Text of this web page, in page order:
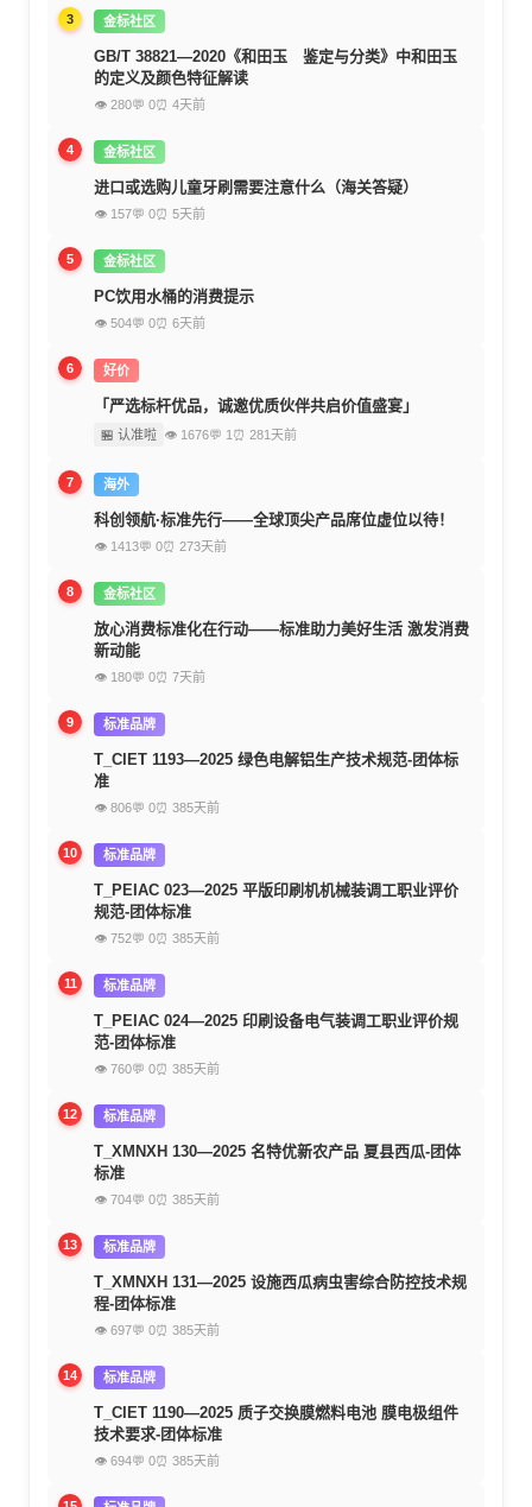
3 金标社区
GB/T 38821—2020《和田玉 鉴定与分类》中和田玉
的定义及颜色特征解读
👁 280💬 0⏰ 4天前
4 金标社区
进口或选购儿童牙刷需要注意什么（海关答疑）
👁 157💬 0⏰ 5天前
5 金标社区
PC饮用水桶的消费提示
👁 504💬 0⏰ 6天前
6 好价
「严选标杆优品，诚邀优质伙伴共启价值盛宴」
🏪 认准啦 👁 1676💬 1 ⏰ 281天前
7 海外
科创领航·标准先行——全球顶尖产品席位虚位以待！
👁 1413💬 0⏰ 273天前
8 金标社区
放心消费标准化在行动——标准助力美好生活 激发消费
新动能
👁 180💬 0⏰ 7天前
9 标准品牌
T_CIET 1193—2025 绿色电解铝生产技术规范-团体标
准
👁 806💬 0⏰ 385天前
10 标准品牌
T_PEIAC 023—2025 平版印刷机机械装调工职业评价
规范-团体标准
👁 752💬 0⏰ 385天前
11 标准品牌
T_PEIAC 024—2025 印刷设备电气装调工职业评价规
范-团体标准
👁 760💬 0⏰ 385天前
12 标准品牌
T_XMNXH 130—2025 名特优新农产品 夏县西瓜-团体
标准
👁 704💬 0⏰ 385天前
13 标准品牌
T_XMNXH 131—2025 设施西瓜病虫害综合防控技术规
程-团体标准
👁 697💬 0⏰ 385天前
14 标准品牌
T_CIET 1190—2025 质子交换膜燃料电池 膜电极组件
技术要求-团体标准
👁 694💬 0⏰ 385天前